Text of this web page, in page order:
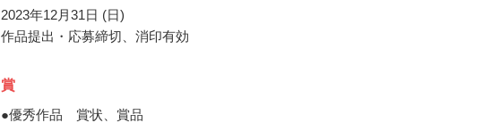
2023年12月31日 (日)
作品提出・応募締切、消印有効
賞
●優秀作品 賞状、賞品